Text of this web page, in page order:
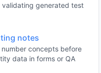
validating generated test
notes
concepts before
data in forms or QA